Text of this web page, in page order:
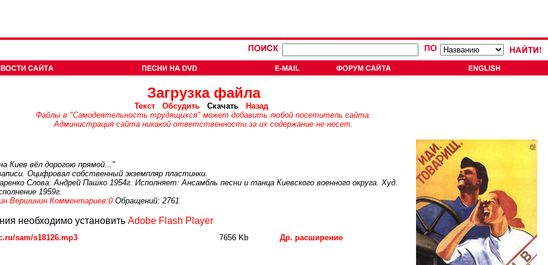
Загрузка файла
Текст ОбсудитьСкачать
Назад
Файлы в "Самодеятельность трудящихся" может добавить любой посетитель сайта.
Администрация сайта никакой ответственности за их содержание не несет.
Киев вёл дорогою прямой..."
Оцифровал собственный экземпляр пластинки.
Слова: Андрей Пашко 1954г. Исполняет: Ансамбль песни и танца Киевского военного округа. Худ.
1959г.
Вершинин Комментариев:0 Обращений: 2761
необходимо установить Adobe Flash Player
sam/s18126.mp3 7656 Kb Др. расширение